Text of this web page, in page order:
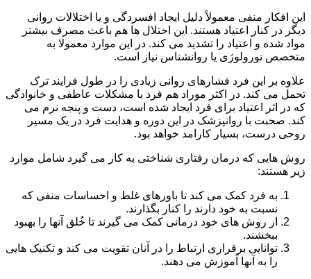
این افکار منفی معمولاً دلیل ایجاد افسردگی و یا اختلالات روانی
دیگر در کنار اعتیاد هستند. این اختلال ها هم باعث مصرف بیشتر
مواد شده و اعتیاد را تشدید می کند. در این موارد معمولا به
متخصص نورولوژی یا روانشناس نیاز است.
علاوه بر این فرد فشارهای روانی زیادی را در طول فرایند ترک
تحمل می کند. در اکثر موراد هم فرد با مشکلات عاطفی و خانوادگی
که در اثر اعتیاد برای فرد ایجاد شده است، دست و پنجه نرم می
کند. صحبت با روانپزشک در این دوره و هدایت فرد در یک مسیر
روحی درست، بسیار کارامد خواهد بود.
روش هایی که درمان رفتاری شناختی به کار می گیرد شامل موارد
زیر هستند:
به فرد کمک می کند تا باورهای غلط و احساسات منفی که
نسبت به خود دارند را کنار بگذارند.
از روش های خود درمانی کمک می گیرند تا خُلق آنها را بهبود
ببخشند.
توانایی برقراری ارتباط را در آنان تقویت می کند و تکنیک هایی
را به آنها آموزش می دهند.